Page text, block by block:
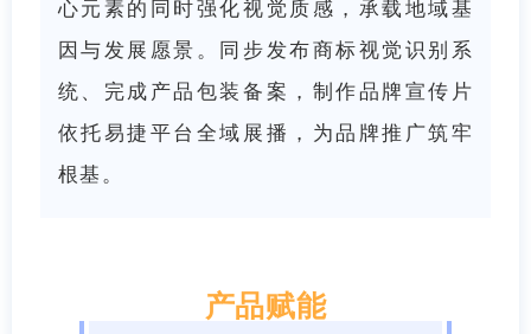
心元素的同时强化视觉质感，承载地域基
因与发展愿景。同步发布商标视觉识别系
统、完成产品包装备案，制作品牌宣传片
依托易捷平台全域展播，为品牌推广筑牢
根基。
产品赋能